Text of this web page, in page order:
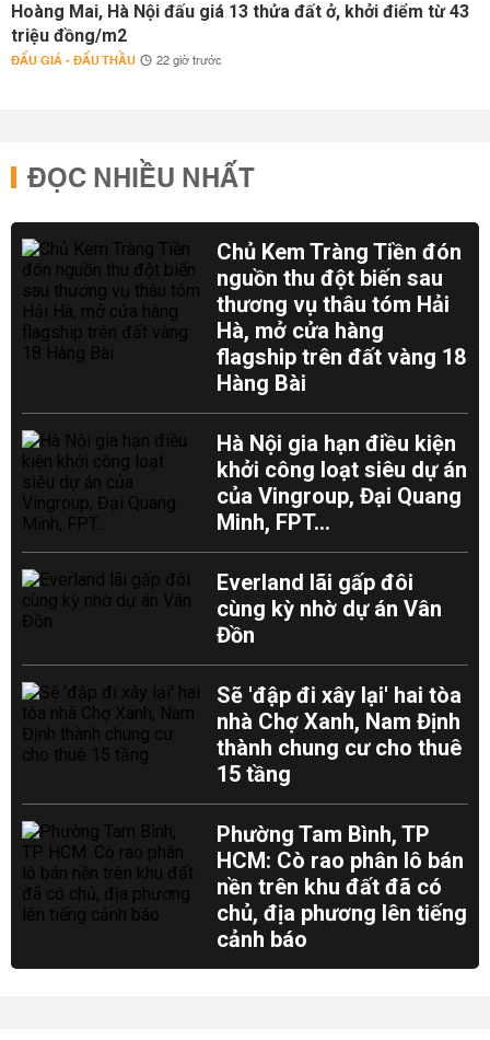
Hoàng Mai, Hà Nội đấu giá 13 thửa đất ở, khởi điểm từ 43
triệu đồng/m2
ĐẤU GIÁ - ĐẤU THẦU 22 giờ trước
ĐỌC NHIỀU NHẤT
Chủ Kem Tràng Tiền đón
nguồn thu đột biến sau
thương vụ thâu tóm Hải
Hà, mở cửa hàng
flagship trên đất vàng 18
Hàng Bài
Hà Nội gia hạn điều kiện
khởi công loạt siêu dự án
của Vingroup, Đại Quang
Minh, FPT...
Everland lãi gấp đôi
cùng kỳ nhờ dự án Vân
Đồn
Sẽ 'đập đi xây lại' hai tòa
nhà Chợ Xanh, Nam Định
thành chung cư cho thuê
15 tầng
Phường Tam Bình, TP
HCM: Cò rao phân lô bán
nền trên khu đất đã có
chủ, địa phương lên tiếng
cảnh báo